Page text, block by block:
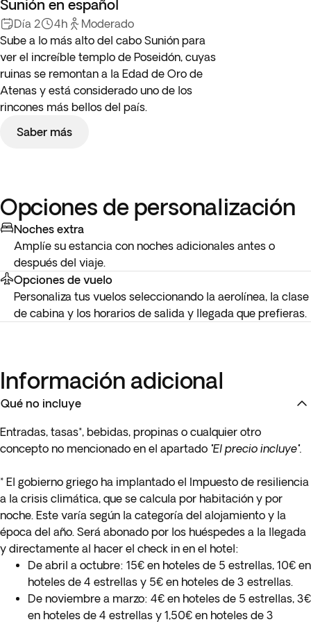
Sunión en español
Día 2 4h
Moderado
Sube a lo más alto del cabo Sunión para
ver el increíble templo de Poseidón, cuyas
ruinas se remontan a la Edad de Oro de
Atenas y está considerado uno de los
rincones más bellos del país.
Saber más
Opciones de personalización
Noches extra
Amplíe su estancia con noches adicionales antes o
después del viaje.
Opciones de vuelo
Personaliza tus vuelos seleccionando la aerolínea, la clase
de cabina y los horarios de salida y llegada que prefieras.
Información adicional
Qué no incluye
Entradas, tasas*, bebidas, propinas o cualquier otro
concepto no mencionado en el apartado "El precio incluye".
* El gobierno griego ha implantado el Impuesto de resiliencia
a la crisis climática, que se calcula por habitación y por
noche. Este varía según la categoría del alojamiento y la
época del año. Será abonado por los huéspedes a la llegada
y directamente al hacer el check in en el hotel:
De abril a octubre: 15€ en hoteles de 5 estrellas, 10€ en
hoteles de 4 estrellas y 5€ en hoteles de 3 estrellas.
De noviembre a marzo: 4€ en hoteles de 5 estrellas, 3€
en hoteles de 4 estrellas y 1,50€ en hoteles de 3